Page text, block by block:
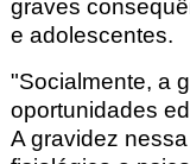
graves
e adolescentes.
"Socialmente, a
oportunidades
A gravidez